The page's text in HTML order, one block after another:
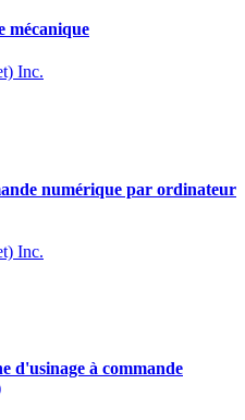
mécanique
Inc.
numérique par ordinateur
Inc.
d'usinage à commande